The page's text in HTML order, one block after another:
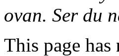
ovan. Ser du
This page has